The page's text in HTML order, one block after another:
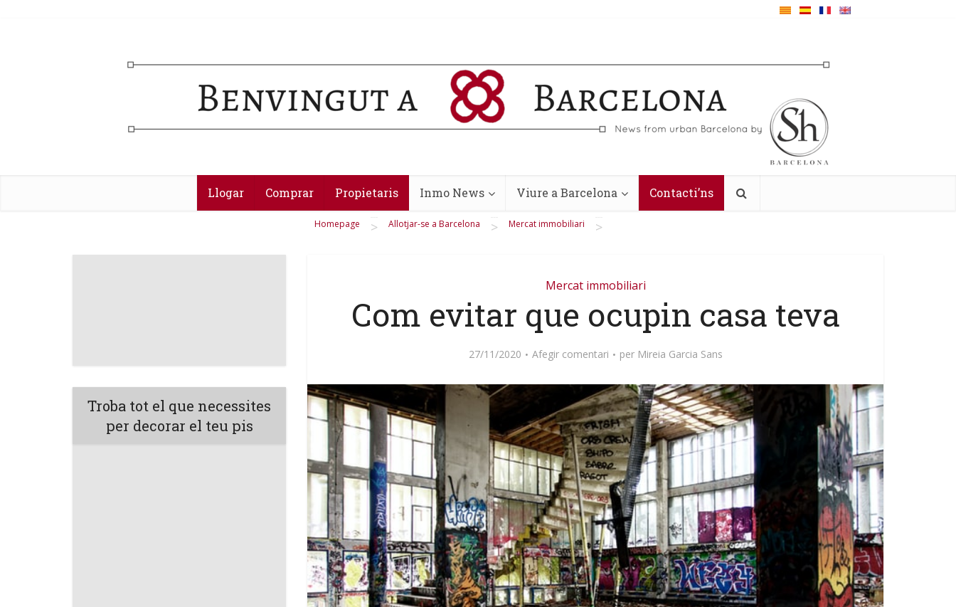
Llogar Comprar Propietaris Inmo News Viure a Barcelona Contacti’ns
Homepage > Allotjar-se a Barcelona > Mercat immobiliari >
Troba tot el que necessites
per decorar el teu pis
Mercat immobiliari
Com evitar que ocupin casa teva
27/11/2020 Afegir comentari per Mireia Garcia Sans